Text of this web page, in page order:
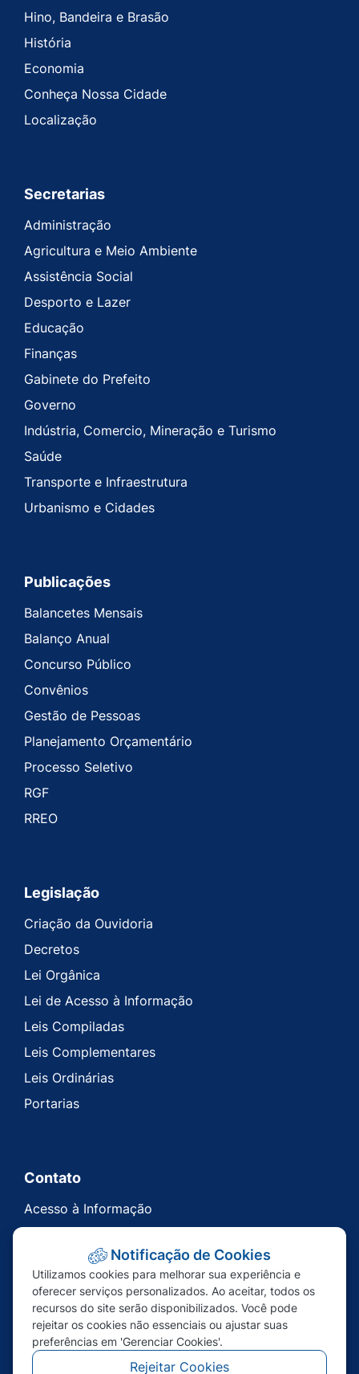
Hino, Bandeira e Brasão
História
Economia
Conheça Nossa Cidade
Localização
Secretarias
Administração
Agricultura e Meio Ambiente
Assistência Social
Desporto e Lazer
Educação
Finanças
Gabinete do Prefeito
Governo
Indústria, Comercio, Mineração e Turismo
Saúde
Transporte e Infraestrutura
Urbanismo e Cidades
Publicações
Balancetes Mensais
Balanço Anual
Concurso Público
Convênios
Gestão de Pessoas
Planejamento Orçamentário
Processo Seletivo
RGF
RREO
Legislação
Criação da Ouvidoria
Decretos
Lei Orgânica
Lei de Acesso à Informação
Leis Compiladas
Leis Complementares
Leis Ordinárias
Portarias
Contato
Acesso à Informação
Carta de Serviços
Telefones Úteis
Notificação de Cookies
Utilizamos cookies para melhorar sua experiência e
oferecer serviços personalizados. Ao aceitar, todos os
recursos do site serão disponibilizados. Você pode
rejeitar os cookies não essenciais ou ajustar suas
preferências em 'Gerenciar Cookies'.
Rejeitar Cookies